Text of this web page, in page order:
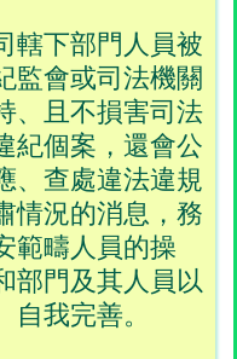
轄下部門人員被
監會或司法機關
、且不損害司法
紀個案，還會公
、查處違法違規
情況的消息，務
範疇人員的操
部門及其人員以
我完善。